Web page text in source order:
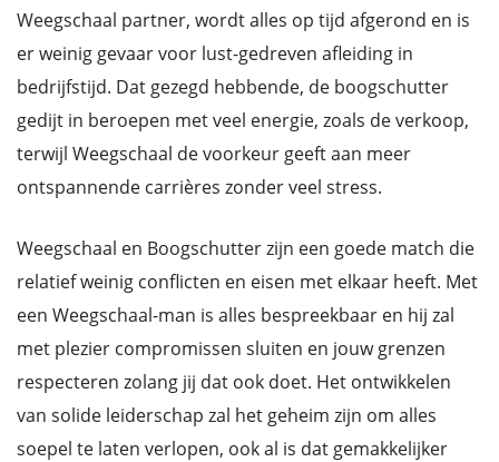
Weegschaal partner, wordt alles op tijd afgerond en is
er weinig gevaar voor lust-gedreven afleiding in
bedrijfstijd. Dat gezegd hebbende, de boogschutter
gedijt in beroepen met veel energie, zoals de verkoop,
terwijl Weegschaal de voorkeur geeft aan meer
ontspannende carrières zonder veel stress.
Weegschaal en Boogschutter zijn een goede match die
relatief weinig conflicten en eisen met elkaar heeft. Met
een Weegschaal-man is alles bespreekbaar en hij zal
met plezier compromissen sluiten en jouw grenzen
respecteren zolang jij dat ook doet. Het ontwikkelen
van solide leiderschap zal het geheim zijn om alles
soepel te laten verlopen, ook al is dat gemakkelijker